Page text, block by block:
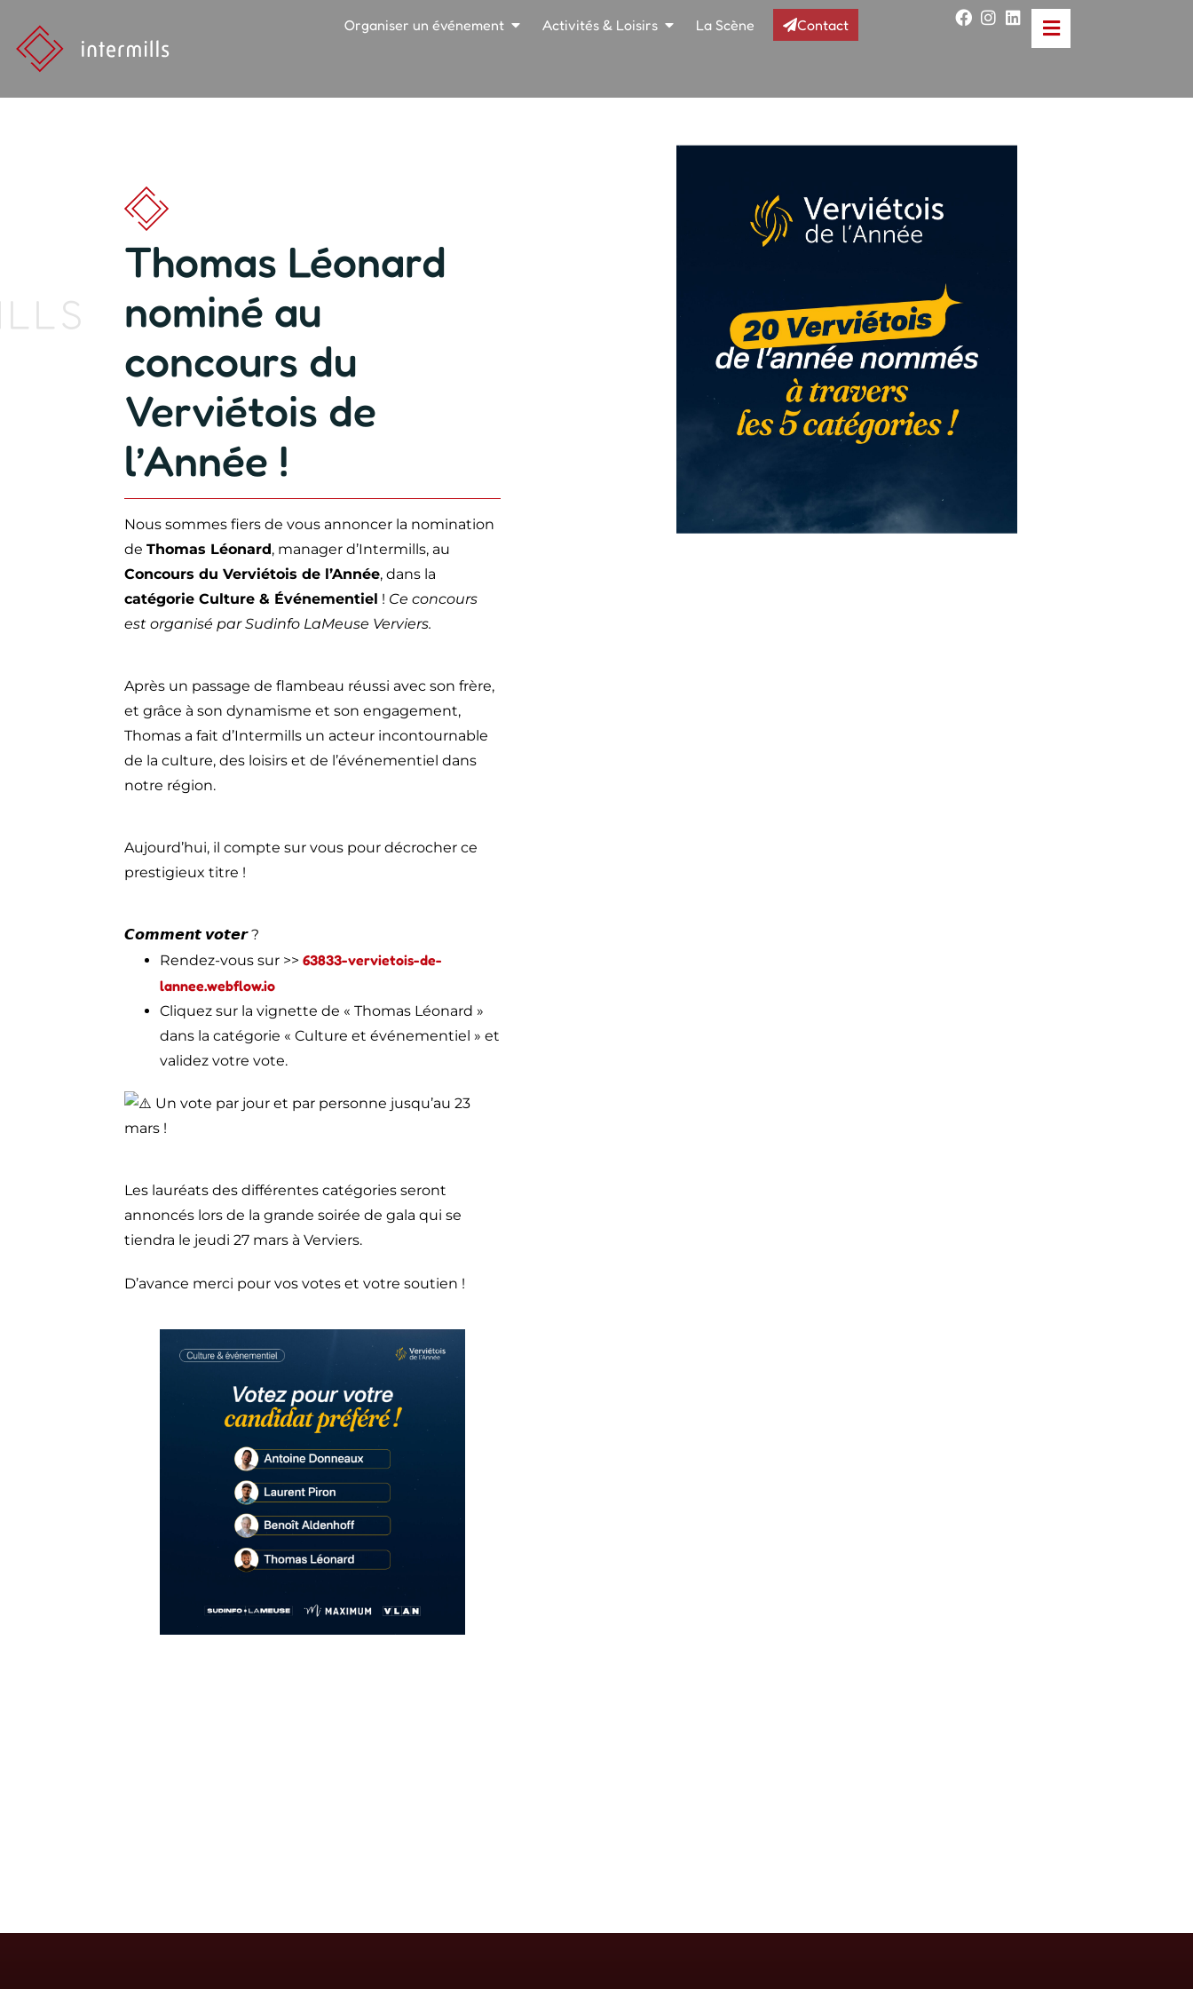
Organiser un événement Activités & Loisirs La Scène Contact
Thomas Léonard
nominé au
concours du
Verviétois de
l’Année !
Nous sommes fiers de vous annoncer la nomination
de Thomas Léonard, manager d’Intermills, au
Concours du Verviétois de l’Année, dans la
catégorie Culture & Événementiel ! Ce concours
est organisé par Sudinfo LaMeuse Verviers.
Après un passage de flambeau réussi avec son frère,
et grâce à son dynamisme et son engagement,
Thomas a fait d’Intermills un acteur incontournable
de la culture, des loisirs et de l’événementiel dans
notre région.
Aujourd’hui, il compte sur vous pour décrocher ce
prestigieux titre !
𝘾𝙤𝙢𝙢𝙚𝙣𝙩 𝙫𝙤𝙩𝙚𝙧 ?
Rendez-vous sur >> 63833-vervietois-de-
lannee.webflow.io
Cliquez sur la vignette de « Thomas Léonard »
dans la catégorie « Culture et événementiel » et
validez votre vote.
Un vote par jour et par personne jusqu’au 23
mars !
Les lauréats des différentes catégories seront
annoncés lors de la grande soirée de gala qui se
tiendra le jeudi 27 mars à Verviers.
D’avance merci pour vos votes et votre soutien !